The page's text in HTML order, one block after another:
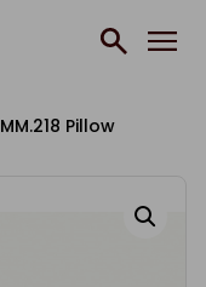
MM.218 Pillow